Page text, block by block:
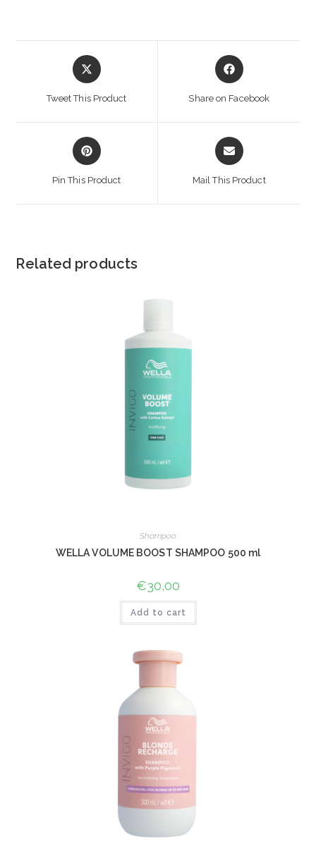
Opens
in
Tweet This Product
Opens
in
Share on Facebook
Opens
in
Pin This Product
Opens
in
Mail This Product
Related products
Shampoo
WELLA VOLUME BOOST SHAMPOO 500 ml
€30,00
Add to cart